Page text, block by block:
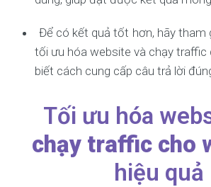
Để có kết quả tốt hơn, hãy tham
tối ưu hóa website và chạy
biết cách cung cấp câu trả lời
Tối ưu hóa
chạy traffic cho
hiệu quả